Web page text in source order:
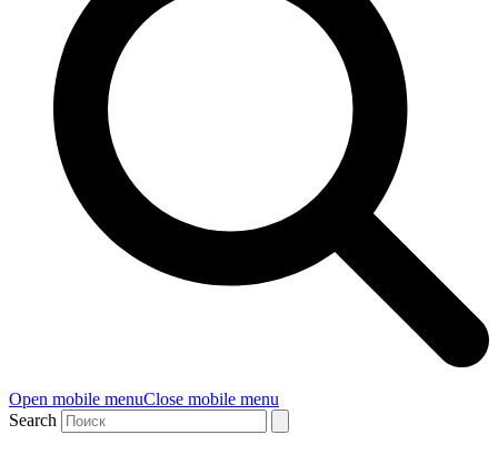
Open mobile menuClose mobile menu
Search